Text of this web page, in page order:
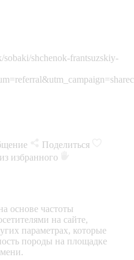
sobaki/shchenok-frantsuzskiy-
Поделиться
избранного
основе частоты
на сайте,
параметрах, которые
породы на площадке